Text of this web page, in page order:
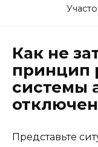
Как не
принцип
системы
Представьте